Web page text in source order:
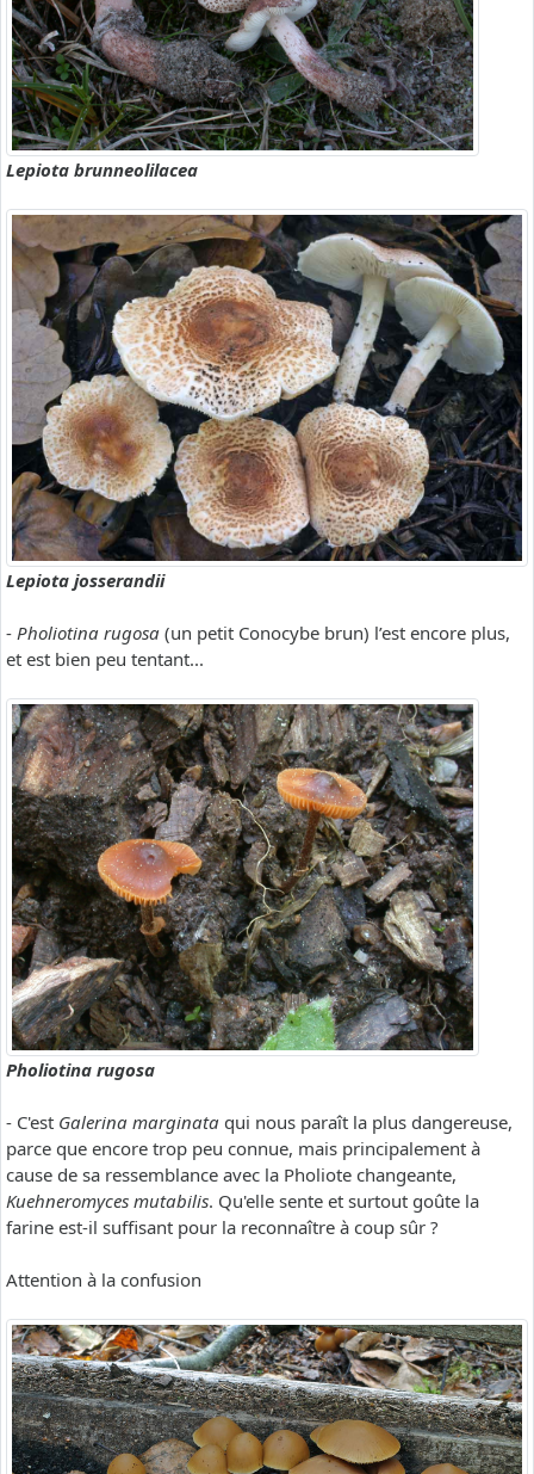
Lepiota brunneolilacea
Lepiota josserandii
- Pholiotina rugosa (un petit Conocybe brun) l’est encore plus,
et est bien peu tentant...
Pholiotina rugosa
- C'est Galerina marginata qui nous paraît la plus dangereuse,
parce que encore trop peu connue, mais principalement à
cause de sa ressemblance avec la Pholiote changeante,
Kuehneromyces mutabilis. Qu'elle sente et surtout goûte la
farine est-il suffisant pour la reconnaître à coup sûr ?
Attention à la confusion